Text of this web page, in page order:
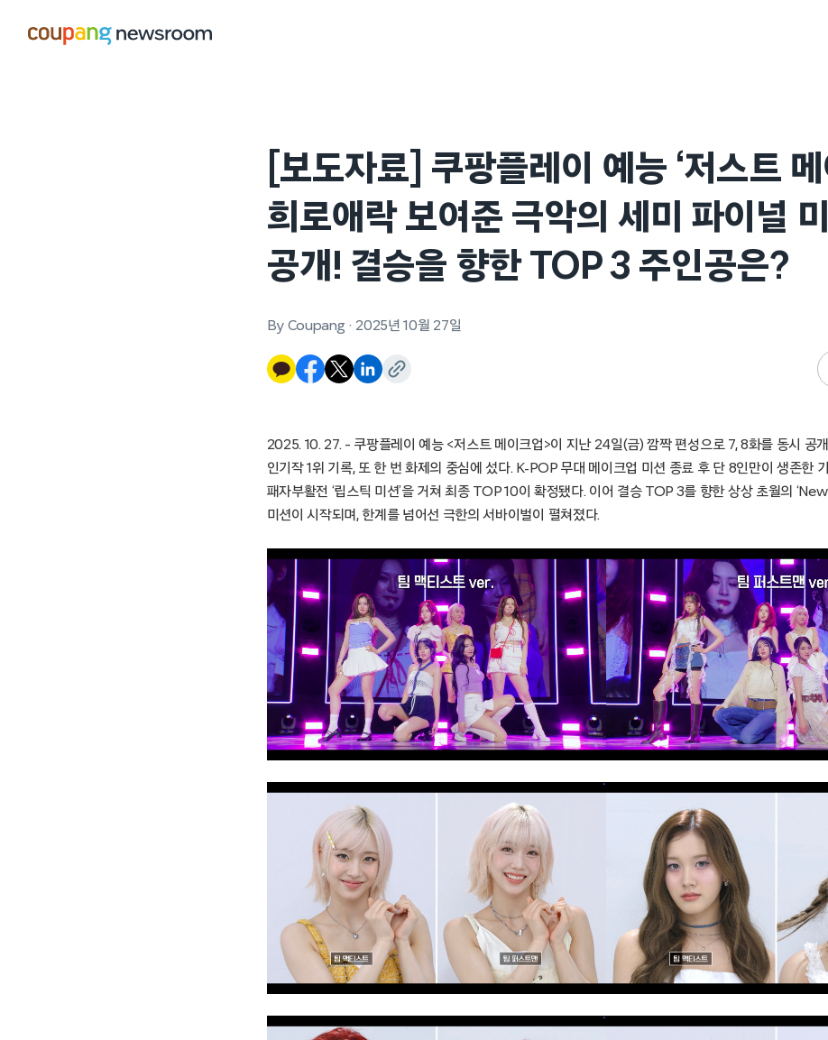
[보도자료] 쿠팡플레이 예능 ‘저스트 메
희로애락 보여준 극악의 세미 파이널
공개! 결승을 향한 TOP 3 주인공은?
By Coupang · 2025년 10월 27일
2025. 10. 27. – 쿠팡플레이 예능 <저스트 메이크업>이 지난 24일(금) 깜짝 편성으로 7, 8화를 동시 공
인기작 1위 기록, 또 한 번 화제의 중심에 섰다. K-POP 무대 메이크업 미션 종료 후 단 8인만이 생존한
패자부활전 ‘립스틱 미션’을 거쳐 최종 TOP 10이 확정됐다. 이어 결승 TOP 3를 향한 상상 초월의
미션이 시작되며, 한계를 넘어선 극한의 서바이벌이 펼쳐졌다.